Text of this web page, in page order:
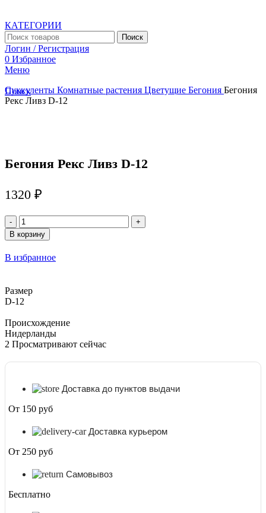
КАТЕГОРИИ
Поиск
Логин / Регистрация
0 Избранное
Меню
Поиск
Суккуленты Комнатные растения Цветущие Бегония Бегония
Рекс Ливз D-12
Бегония Рекс Ливз D-12
1320 ₽
Количество
товара
Бегония
Рекс
Ливз
В корзину
В избранное
Размер
D-12
Происхождение
Нидерланды
2 Просматривают сейчас
Доставка до пунктов выдачи
От 150 руб
Доставка курьером
От 250 руб
Самовывоз
Бесплатно